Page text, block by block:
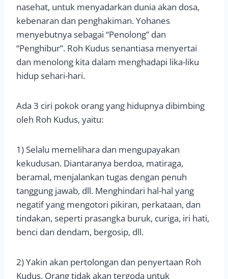
nasehat, untuk menyadarkan dunia akan dosa,
kebenaran dan penghakiman. Yohanes
menyebutnya sebagai “Penolong” dan
“Penghibur”. Roh Kudus senantiasa menyertai
dan menolong kita dalam menghadapi lika-liku
hidup sehari-hari.
Ada 3 ciri pokok orang yang hidupnya dibimbing
oleh Roh Kudus, yaitu:
1) Selalu memelihara dan mengupayakan
kekudusan. Diantaranya berdoa, matiraga,
beramal, menjalankan tugas dengan penuh
tanggung jawab, dll. Menghindari hal-hal yang
negatif yang mengotori pikiran, perkataan, dan
tindakan, seperti prasangka buruk, curiga, iri hati,
benci dan dendam, bergosip, dll.
2) Yakin akan pertolongan dan penyertaan Roh
Kudus. Orang tidak akan tergoda untuk